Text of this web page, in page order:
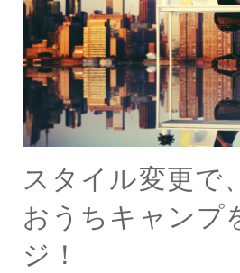
スタイル変更で
おうちキャンプ
ジ！